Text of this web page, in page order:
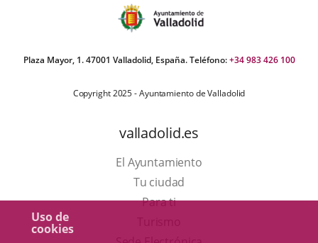
Uso de
cookies
Plaza Mayor, 1. 47001 Valladolid, España. Teléfono:+34 983 426 100
Copyright 2025 - Ayuntamiento de Valladolid
valladolid.es
El Ayuntamiento
Tu ciudad
Para ti